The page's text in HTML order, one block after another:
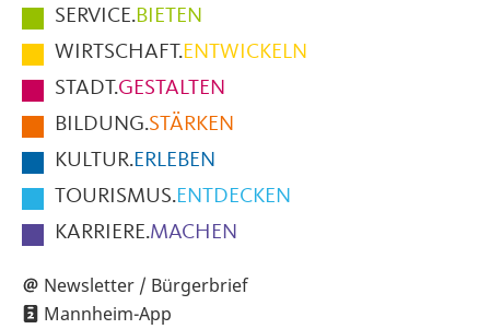
Hauptmenüpunkte
im
Fußbereich
der
Seite
SERVICE.BIETEN
WIRTSCHAFT.ENTWICKELN
STADT.GESTALTEN
BILDUNG.STÄRKEN
KULTUR.ERLEBEN
TOURISMUS.ENTDECKEN
KARRIERE.MACHEN
Newsletter / Bürgerbrief
Mannheim-App